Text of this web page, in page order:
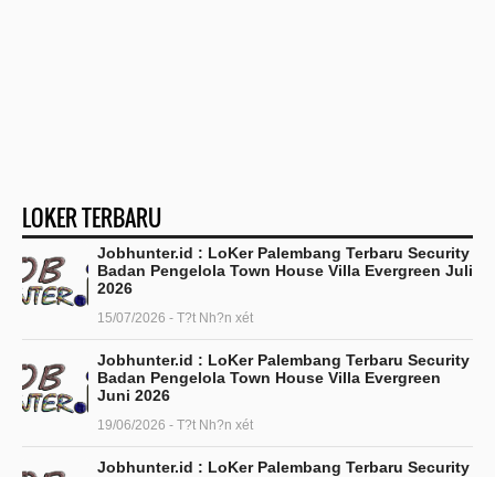
LOKER TERBARU
Jobhunter.id : LoKer Palembang Terbaru Security
Badan Pengelola Town House Villa Evergreen Juli
2026
15/07/2026 - T?t Nh?n xét
Jobhunter.id : LoKer Palembang Terbaru Security
Badan Pengelola Town House Villa Evergreen
Juni 2026
19/06/2026 - T?t Nh?n xét
Jobhunter.id : LoKer Palembang Terbaru Security